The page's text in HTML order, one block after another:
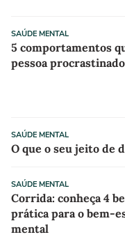
SAÚDE MENTAL
5 comportamentos
pessoa
SAÚDE MENTAL
O que o seu jeito de
SAÚDE MENTAL
Corrida: conheça 4
prática para o bem-
mental